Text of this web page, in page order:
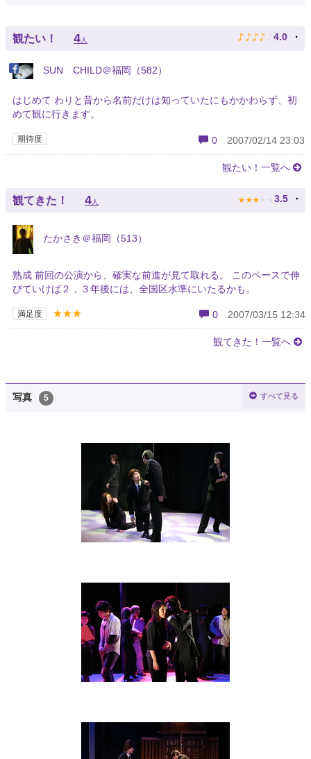
観たい！ 4人 ♪ ♪ ♪ ♪ ♪ 4.0
SUN CHILD＠福岡（582）
はじめて わりと昔から名前だけは知っていたにもかかわらず、初
めて観に行きます。
期待度 0 2007/02/14 23:03
観たい！一覧へ
観てきた！ 4 人 ★ ★ ★ ★ ★ 3.5
たかさき＠福岡（513）
熟成 前回の公演から、確実な前進が見て取れる。 このペースで伸
びていけば２，３年後には、全国区水準にいたるかも。
満足度 ★★★ 0 2007/03/15 12:34
観てきた！一覧へ
写真 5 すべて見る